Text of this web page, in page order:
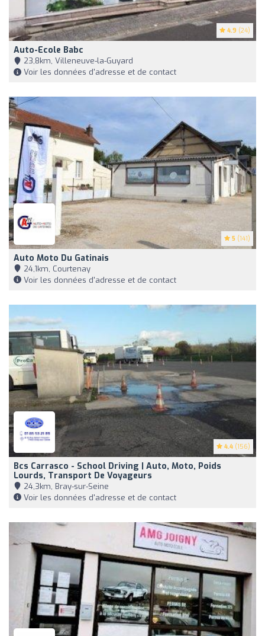
4.9 (24)
Auto-Ecole Babc
23,8km, Villeneuve-la-Guyard
Voir les données d'adresse et de contact
5 (141)
Auto Moto Du Gatinais
24,1km, Courtenay
Voir les données d'adresse et de contact
4.4 (156)
Bcs Carrasco - School Driving | Auto, Moto, Poids
Lourds, Transport De Voyageurs
24,3km, Bray-sur-Seine
Voir les données d'adresse et de contact